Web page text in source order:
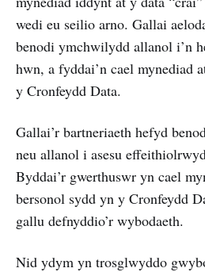
wedi eu seilio arno. Gallai
benodi ymchwilydd allanol i’n
hwn, a fyddai’n cael mynediad
y Cronfeydd Data.
Gallai’r bartneriaeth hefyd
neu allanol i asesu
Byddai’r gwerthuswr yn cael
bersonol sydd yn y Cronfeydd
gallu defnyddio’r wybodaeth.
Nid ydym yn trosglwyddo